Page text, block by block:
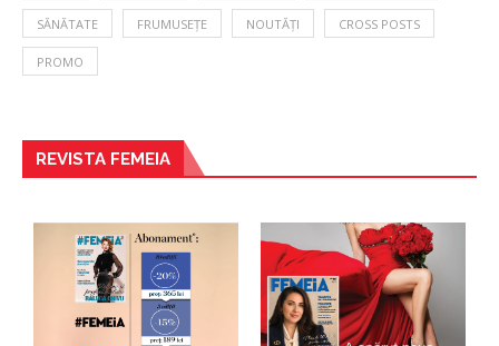
SĂNĂTATE FRUMUSEȚE NOUTĂȚI CROSS POSTS
PROMO
REVISTA FEMEIA